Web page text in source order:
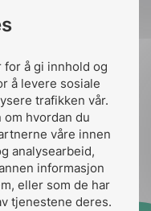
å gi innhold og
å levere sosiale
trafikken vår.
hvordan du
våre innen
analysearbeid,
informasjon
eller som de har
tjenestene deres.